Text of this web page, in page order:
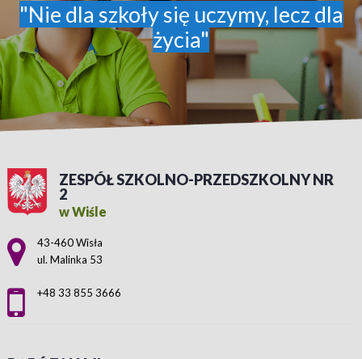
"Nie dla szkoły się uczymy, lecz dla
życia"
ZESPÓŁ SZKOLNO-PRZEDSZKOLNY NR
2
w Wiśle
Adres pocztowy:
43-460 Wisła
ul. Malinka 53
+48 33 855 3666